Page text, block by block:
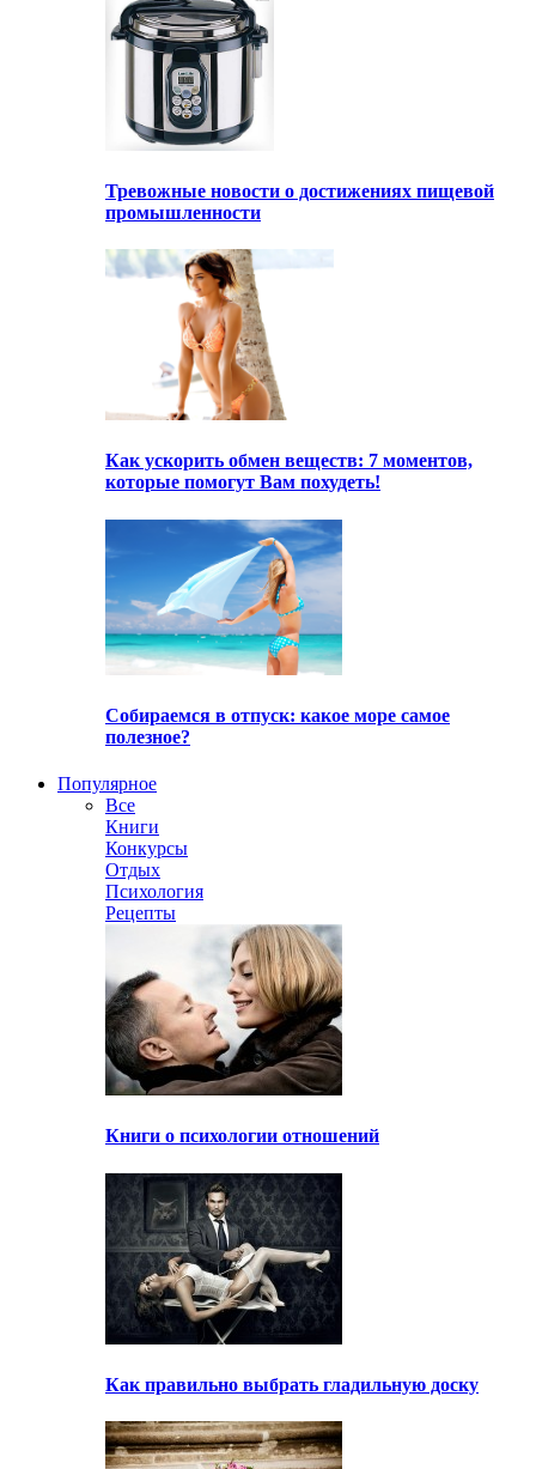
Тревожные новости о достижениях пищевой
промышленности
Как ускорить обмен веществ: 7 моментов,
которые помогут Вам похудеть!
Собираемся в отпуск: какое море самое
полезное?
Популярное
Все
Книги
Конкурсы
Отдых
Психология
Рецепты
Книги о психологии отношений
Как правильно выбрать гладильную доску